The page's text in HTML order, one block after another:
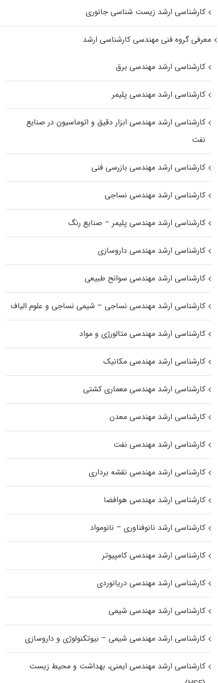
کارشناسی ارشد زیست‌ شناسی جانوری
معرفی گروه فنی مهندسی کارشناسی ارشد
کارشناسی ارشد مهندسی برق
کارشناسی ارشد مهندسی پلیمر
کارشناسی ارشد مهندسی ابزار دقیق و اتوماسیون در صنایع
نفت
کارشناسی ارشد مهندسی بازرسی فنی
کارشناسی ارشد مهندسی نساجی
کارشناسی ارشد مهندسی پلیمر – صنایع رنگ
کارشناسی ارشد مهندسی داروسازی
کارشناسی ارشد مهندسی سوانح طبیعی
کارشناسی ارشد مهندسی نساجی – شیمی نساجی و علوم الیاف
کارشناسی ارشد مهندسی متالورژی و مواد
کارشناسی ارشد مهندسی مکانیک
کارشناسی ارشد مهندسی معماری کشتی
کارشناسی ارشد مهندسی معدن
کارشناسی ارشد مهندسی نفت
کارشناسی ارشد مهندسی نقشه برداری
کارشناسی ارشد مهندسی هوافضا
کارشناسی ارشد نانوفناوری – نانومواد
کارشناسی ارشد مهندسی کامپیوتر
کارشناسی ارشد مهندسی دریانوردی
کارشناسی ارشد مهندسی شیمی
کارشناسی ارشد مهندسی شیمی – بیوتکنولوژی و داروسازی
کارشناسی ارشد مهندسی ایمنی، بهداشت و محیط زیست